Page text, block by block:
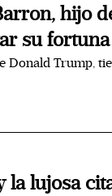
hijo
su fortuna
Donald Trump,
la lujosa